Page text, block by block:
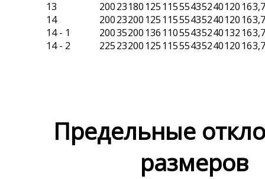
13
20023180 125 11555435240120 163,7
14
20023200 125 11555435240120 163,7
14 - 1
20035200 136 11055435240132 163,7
14 - 2
22523200 125 11555435240120 163,7
Предельные
размеров